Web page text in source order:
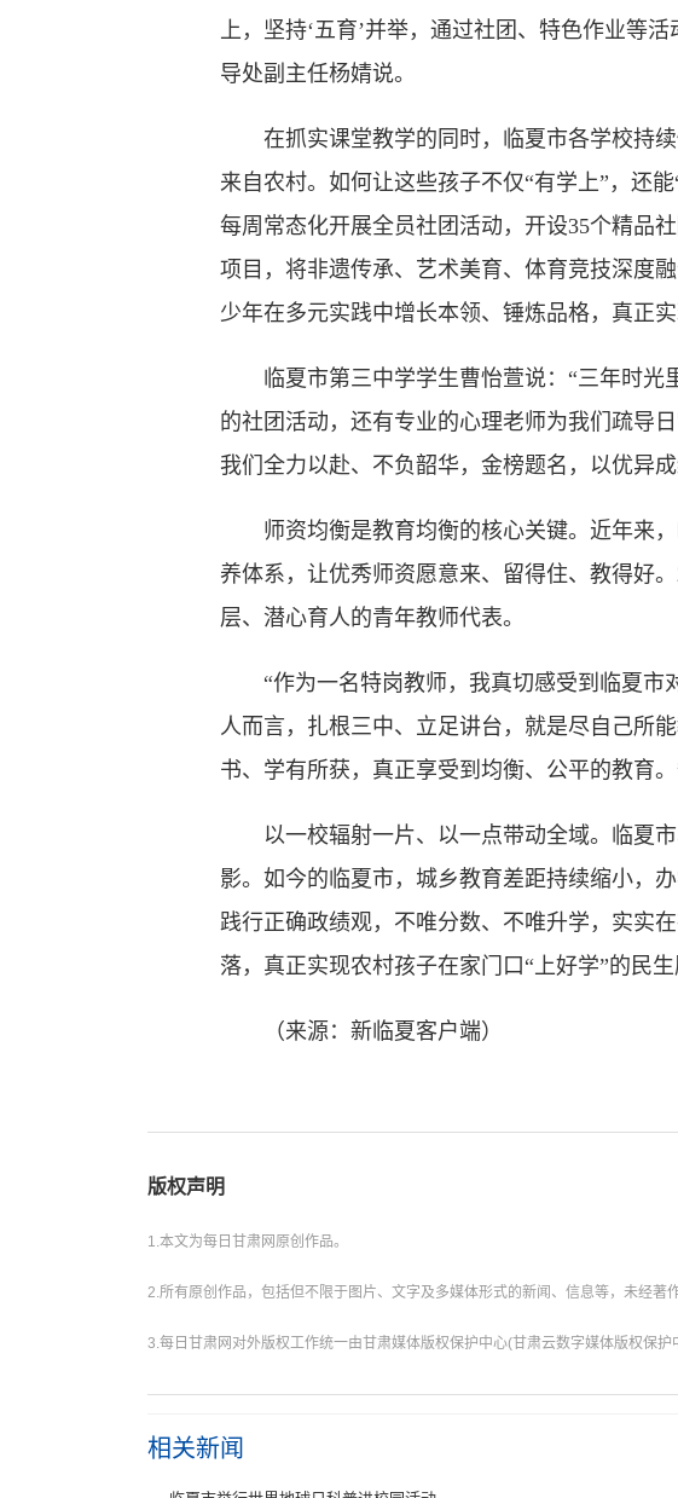
上，坚持‘五育’并举，通过社团、特色作业等
导处副主任杨婧说。
在抓实课堂教学的同时，临夏市各学校持续
来自农村。如何让这些孩子不仅“有学上”，还
每周常态化开展全员社团活动，开设35个精品
项目，将非遗传承、艺术美育、体育竞技深度
少年在多元实践中增长本领、锤炼品格，真正
临夏市第三中学学生曹怡萱说：“三年时光
的社团活动，还有专业的心理老师为我们疏导
我们全力以赴、不负韶华，金榜题名，以优异
师资均衡是教育均衡的核心关键。近年来，
养体系，让优秀师资愿意来、留得住、教得好
层、潜心育人的青年教师代表。
“作为一名特岗教师，我真切感受到临夏市
人而言，扎根三中、立足讲台，就是尽自己所
书、学有所获，真正享受到均衡、公平的教育。
以一校辐射一片、以一点带动全域。临夏市
影。如今的临夏市，城乡教育差距持续缩小，
践行正确政绩观，不唯分数、不唯升学，实实
落，真正实现农村孩子在家门口“上好学”的民生
（来源：新临夏客户端）
版权声明
1.本文为每日甘肃网原创作品。
2.所有原创作品，包括但不限于图片、文字及多媒体形式的新闻、信息等，未经
3.每日甘肃网对外版权工作统一由甘肃媒体版权保护中心(甘肃云数字媒体版权保
相关新闻